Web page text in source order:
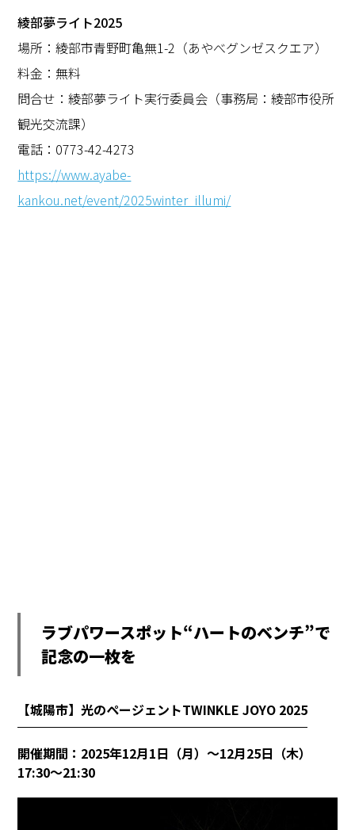
綾部夢ライト2025
場所：綾部市青野町亀無1-2（あやべグンゼスクエア）
料金：無料
問合せ：綾部夢ライト実行委員会（事務局：綾部市役所
観光交流課）
電話：0773-42-4273
https://www.ayabe-
kankou.net/event/2025winter_illumi/
ラブパワースポット“ハートのベンチ”で
記念の一枚を
【城陽市】光のページェントTWINKLE JOYO 2025
開催期間：2025年12月1日（月）～12月25日（木）
17:30～21:30